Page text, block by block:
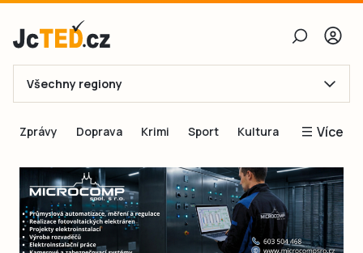
E-mail
Obnovit heslo
Přihlásit se
Všechny regiony
Zprávy Doprava Krimi Sport Kultura Více
Blogy
Inspirace
Čtenáři píší
Speciální přílohy